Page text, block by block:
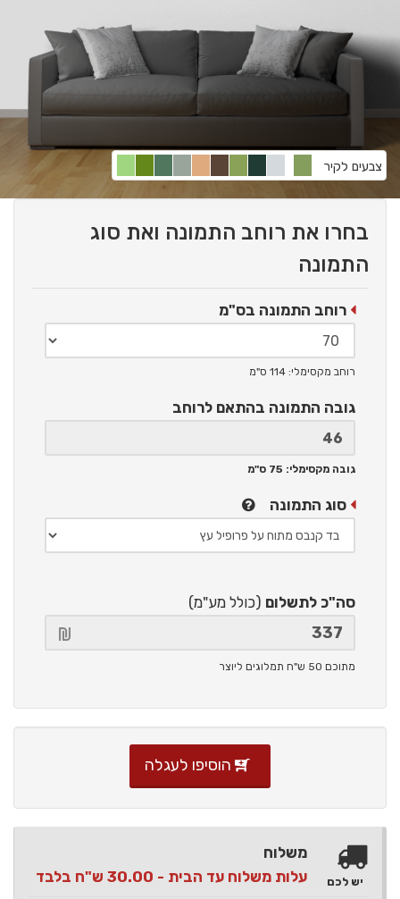
צבעים לקיר
בחרו את רוחב התמונה ואת סוג
התמונה
רוחב התמונה בס"מ
רוחב מקסימלי: 114 ס"מ
גובה התמונה בהתאם לרוחב
גובה מקסימלי: 75 ס"מ
סוג התמונה
סה"כ לתשלום (כולל מע"מ)
מתוכם 50 ש"ח תמלוגים ליוצר
הוסיפו לעגלה
משלוח
עלות משלוח עד הבית - 30.00 ש"ח בלבד
יש לכם